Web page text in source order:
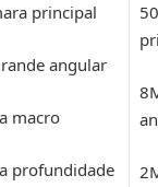
principal
angular
macro
profundidade